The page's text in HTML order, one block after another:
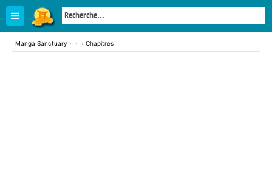
Manga Sanctuary › › › Chapitres